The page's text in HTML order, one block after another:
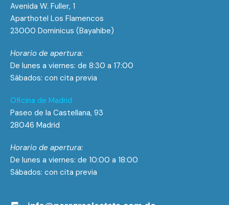
Avenida W. Fuller, 1
Aparthotel Los Flamencos
23000 Dominicus (Bayahibe)
Horario de apertura:
De lunes a viernes: de 8:30 a 17:00
Sábados: con cita previa
Oficina de Madrid
Paseo de la Castellana, 93
28046 Madrid
Horario de apertura:
De lunes a viernes: de 10:00 a 18:00
Sábados: con cita previa